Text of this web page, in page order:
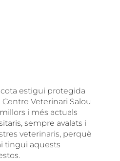
estigui protegida
Veterinari Salou
i més actuals
sempre avalats i
veterinaris, perquè
tingui aquests